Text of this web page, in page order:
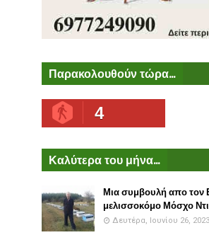
Παρακολουθούν τώρα...
4
Καλύτερα του μήνα...
Μια συμβουλή απο τον
μελισσοκόμο Μόσχο
Δευτέρα, Ιουνίου 26, 2023